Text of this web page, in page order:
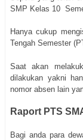
SMP Kelas 10
Hanya cukup
Tengah Semester
Saat akan
dilakukan yakni
nomor absen lain
Raport PTS
Bagi anda para